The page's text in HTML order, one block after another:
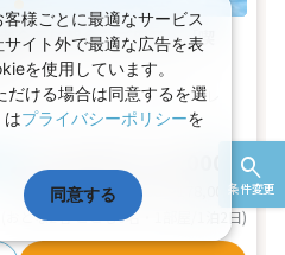
条件変更
員に朝食をご用意★［喫
2名 ツイン バス
トイレ
69,000～89,000円
基本代金合計138,000〜178,000 円
(おとな2名 こども0名・1部屋/1泊2日)
様ごとに最適なサービス
イト外で最適な広告を表
を使用しています。
ける場合は同意するを選
はプライバシーポリシーを
同意する